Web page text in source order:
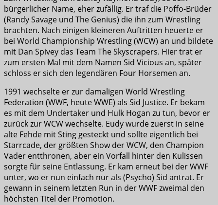
bürgerlicher Name, eher zufällig. Er traf die Poffo-Brüder
(Randy Savage und The Genius) die ihn zum Wrestling
brachten. Nach einigen kleineren Auftritten heuerte er
bei World Championship Wrestling (WCW) an und bildete
mit Dan Spivey das Team The Skyscrapers. Hier trat er
zum ersten Mal mit dem Namen Sid Vicious an, später
schloss er sich den legendären Four Horsemen an.
1991 wechselte er zur damaligen World Wrestling
Federation (WWF, heute WWE) als Sid Justice. Er bekam
es mit dem Undertaker und Hulk Hogan zu tun, bevor er
zurück zur WCW wechselte. Eudy wurde zuerst in seine
alte Fehde mit Sting gesteckt und sollte eigentlich bei
Starrcade, der größten Show der WCW, den Champion
Vader entthronen, aber ein Vorfall hinter den Kulissen
sorgte für seine Entlassung. Er kam erneut bei der WWF
unter, wo er nun einfach nur als (Psycho) Sid antrat. Er
gewann in seinem letzten Run in der WWF zweimal den
höchsten Titel der Promotion.